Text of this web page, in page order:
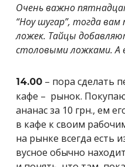
Очень важно
“Ноу шугар”, тогда вам
ложек. Тайцы
столовыми ложками. А
14.00 – пора сделать
кафе – рынок.
ананас за 10 грн., ем
в кафе к своим
на рынке всегда есть
вусное обычно